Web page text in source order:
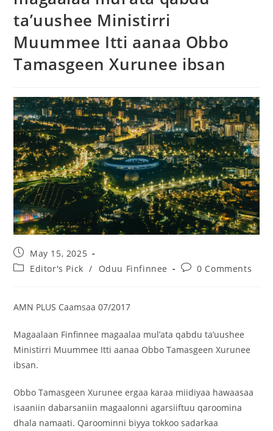
ta’uushee Ministirri
Muummee Itti aanaa Obbo
Tamasgeen Xurunee ibsan
May 15, 2025
Editor's Pick / Oduu Finfinnee 0 Comments
AMN PLUS Caamsaa 07/2017
Magaalaan Finfinnee magaalaa mul’ata qabdu ta’uushee
Ministirri Muummee Itti aanaa Obbo Tamasgeen Xurunee
ibsan.
Obbo Tamasgeen Xurunee ergaa karaa miidiyaa hawaasaa
isaaniin dabarsaniin magaalonni agarsiiftuu qaroomina
dhala namaati. Qaroominni biyya tokkoo sadarkaa